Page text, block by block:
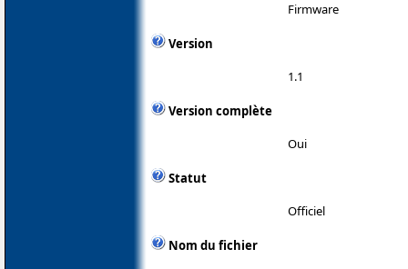
Firmware
Version
1.1
Version complète
Oui
Statut
Officiel
Nom du fichier